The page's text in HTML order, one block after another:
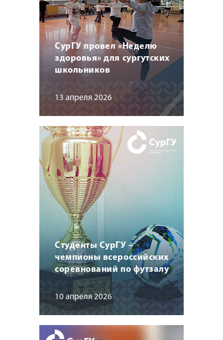
СурГУ провел «Неделю
здоровья» для сургутских
школьников
13 апреля 2026
Студенты СурГУ –
чемпионы всероссийских
соревнований по футзалу
10 апреля 2026